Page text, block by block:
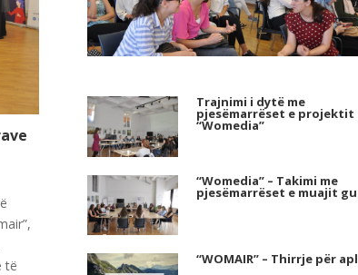
të
Trajnimi i dytë me
pjesëmarrëset e projektit
“Womedia”
“Womedia” – Takimi me
pjesëmarrëset e muajit
“WOMAIR” – Thirrje për